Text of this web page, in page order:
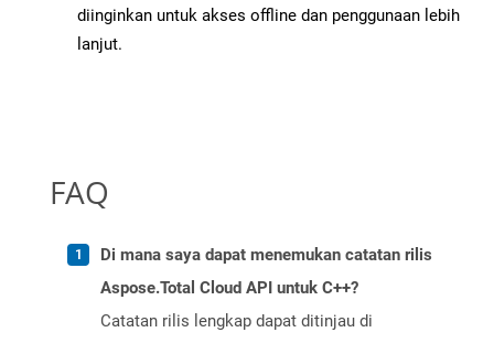
diinginkan untuk akses offline dan penggunaan lebih
lanjut.
FAQ
Di mana saya dapat menemukan catatan rilis
Aspose.Total Cloud API untuk C++?
Catatan rilis lengkap dapat ditinjau di